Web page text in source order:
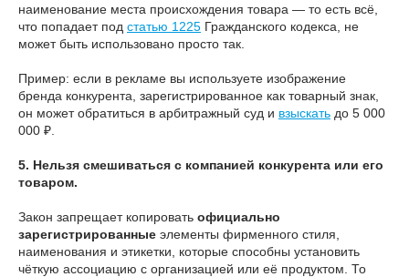
наименование места происхождения товара — то есть всё,
что попадает под статью 1225 Гражданского кодекса, не
может быть использовано просто так.
Пример: если в рекламе вы используете изображение
бренда конкурента, зарегистрированное как товарный знак,
он может обратиться в арбитражный суд и взыскать до 5 000
000 ₽.
5. Нельзя смешиваться с компанией конкурента или его
товаром.
Закон запрещает копировать официально
зарегистрированные элементы фирменного стиля,
наименования и этикетки, которые способны установить
чёткую ассоциацию с организацией или её продуктом. То